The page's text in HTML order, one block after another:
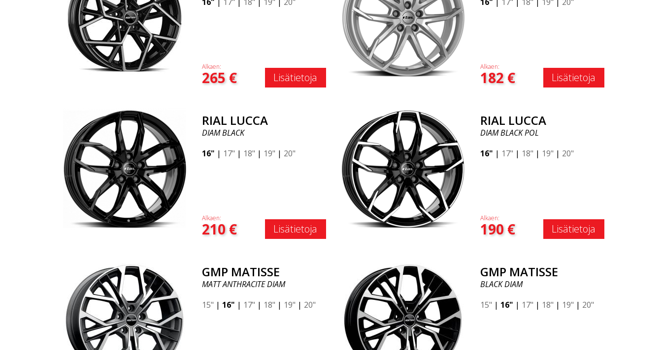
Alkaen:
265€ Lisätietoja
Alkaen:
182€ Lisätietoja
RIAL LUCCA
DIAM BLACK
16" | 17" | 18" | 19" | 20"
Alkaen:
210€ Lisätietoja
RIAL LUCCA
DIAM BLACK POL
16" | 17" | 18" | 19" | 20"
Alkaen:
190€ Lisätietoja
GMP MATISSE
MATT ANTHRACITE DIAM
15" | 16" | 17" | 18" | 19" | 20"
GMP MATISSE
BLACK DIAM
15" | 16" | 17" | 18" | 19" | 20"